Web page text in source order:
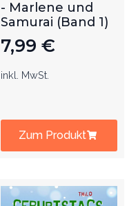
- Marlene und
Samurai (Band 1)
7,99 €
inkl. MwSt.
Zum Produkt